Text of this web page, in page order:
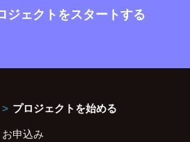
ジェクトをスタートする
プロジェクトを始める
お申込み